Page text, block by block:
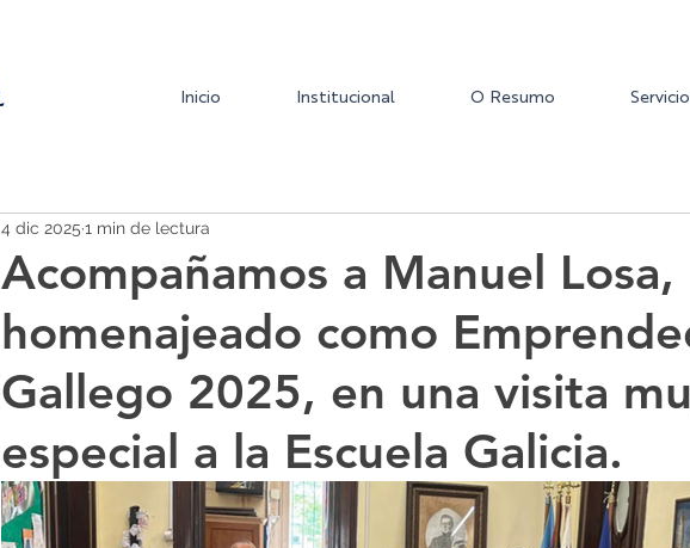
Inicio Institucional O Resumo
Acompañamos a Manuel Losa,
homenajeado como
Gallego 2025, en una visita
especial a la Escuela Galicia.
4 dic 2025 1 min de lectura